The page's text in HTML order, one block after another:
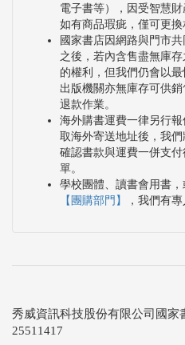
電子書等），因受智慧財
如有商品瑕疵，僅可更換
國家書店因網路與門市
之後，若內含售盡無庫
的權利，但我們仍會以
出版機關亦無庫存可供
退款作業。
海外購書運費一律另行
取海外寄送地址後，我們
確認書款與運費一併支
單。
學校團體、讀書會用書
【團購部門】
，我們有
秀威資訊科技股份有限公司國
25511417